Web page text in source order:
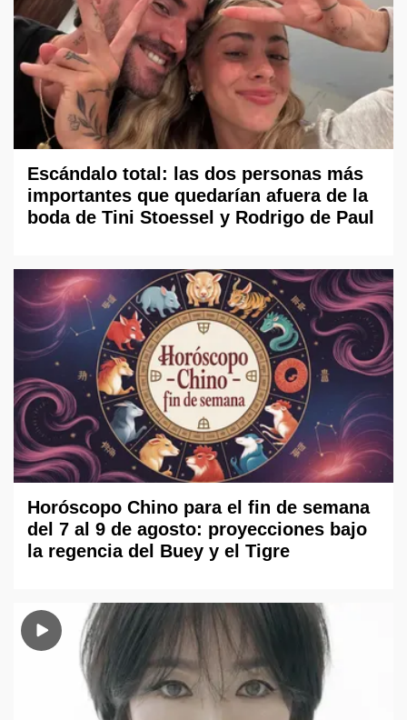
Escándalo total: las dos personas más
importantes que quedarían afuera de la
boda de Tini Stoessel y Rodrigo de Paul
Horóscopo Chino para el fin de semana
del 7 al 9 de agosto: proyecciones bajo
la regencia del Buey y el Tigre